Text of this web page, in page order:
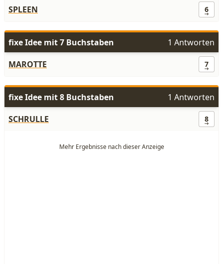
SPLEEN 6
fixe Idee mit 7 Buchstaben
1 Antworten
MAROTTE
7
fixe Idee mit 8 Buchstaben
1 Antworten
SCHRULLE
8